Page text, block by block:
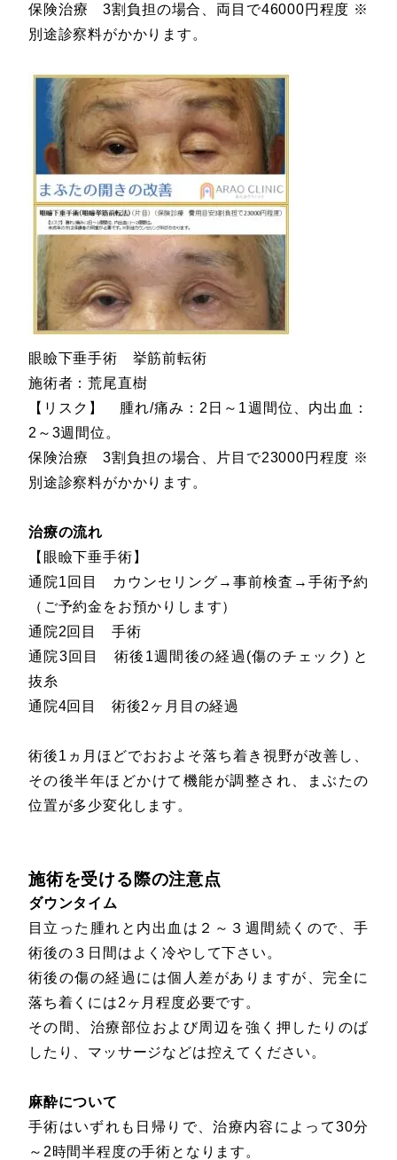
保険治療 3割負担の場合、両目で46000円程度 ※
別途診察料がかかります。
眼瞼下垂手術 挙筋前転術
施術者：荒尾直樹
【リスク】 腫れ/痛み：2日～1週間位、内出血：
2～3週間位。
保険治療 3割負担の場合、片目で23000円程度 ※
別途診察料がかかります。
治療の流れ
【眼瞼下垂手術】
通院1回目 カウンセリング→事前検査→手術予約
（ご予約金をお預かりします）
通院2回目 手術
通院3回目 術後1週間後の経過(傷のチェック) と
抜糸
通院4回目 術後2ヶ月目の経過
術後1ヵ月ほどでおおよそ落ち着き視野が改善し、
その後半年ほどかけて機能が調整され、まぶたの
位置が多少変化します。
施術を受ける際の注意点
ダウンタイム
目立った腫れと内出血は２～３週間続くので、手
術後の３日間はよく冷やして下さい。
術後の傷の経過には個人差がありますが、完全に
落ち着くには2ヶ月程度必要です。
その間、治療部位および周辺を強く押したりのば
したり、マッサージなどは控えてください。
麻酔について
手術はいずれも日帰りで、治療内容によって30分
～2時間半程度の手術となります。